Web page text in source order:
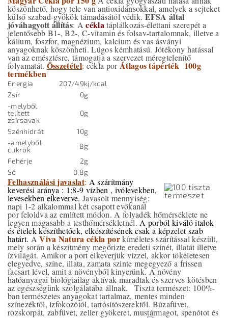
köszönhető, hogy tele van antioxidánsokkal, amelyek a sejteket
külső szabad-gyökök támadásától védik. EFSA által
jóváhagyott állítás: A céklatáplálkozás-élettani szerepét a
jelentősebb B1-, B2-, C-vitamin és folsav-tartalomnak, illetve a
kálium, foszfor, magnézium, kalcium és vas ásványi
anyagoknak köszönheti. Lúgos kémhatású. Jótékony hatással
van az emésztésre, támogatja a szervezet méregtelenítő
folyamatát. Összetétel: cékla por Átlagos tápérték 100g
termékben
Energia 207/49kj/kcal
Zsír
0g
-melyből
telített
zsírsavak
0g
Szénhidrát 10g
-amelyből
cukrok
8g
Fehérje
2g
Só
0,8g
Felhasználási javaslat: A szárítmány
keverési aránya : 1:8-9 vízben , ivólevekben,
levesekben elkeverve.Javasolt mennyiség:
napi 1-2 alkalommal két csapott evőkanál
por feloldva az említett módon. A folyadék hőmérséklete ne
legyen magasabb a testhőmérsékletnél. A porból kiváló italok
és ételek készíthetőek, elkészítésének csak a képzelet szab
határt. AViva Natura cékla porkíméletes szárítással készült,
mely során a készítmény megőrizte eredeti színét, illatát illetve
ízvilágát. Amikor a port elkeverjük vízzel, akkor töké­letesen
elegyedve, színe, illata, zamata szinte megegyező a frissen
facsart lével, amit a növényből kinye­rünk. A növény
hatóanyagai biológiailag aktívak maradtak és szerves kötésben
az egész­ségünk szolgálatába állnak. Tiszta természet: 100%-
ban természetes anyagokat tartalmaz, mentes minden
színezéktől, ízfokozótól, tartósítószerektől. Búzafüvet,
rozskorpát, zabfüvet, zeller gyökeret, mustármagot, spenótot és